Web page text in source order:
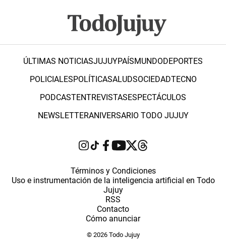
ÚLTIMAS NOTICIASJUJUYPAÍSMUNDODEPORTES
POLICIALESPOLÍTICASALUDSOCIEDADTECNO
PODCASTENTREVISTASESPECTÁCULOS
NEWSLETTERANIVERSARIO TODO JUJUY
Términos y Condiciones
Uso e instrumentación de la inteligencia artificial en Todo
Jujuy
RSS
Contacto
Cómo anunciar
© 2026 Todo Jujuy